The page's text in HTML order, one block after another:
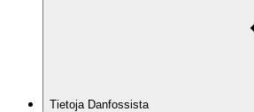
Tietoja Danfossista